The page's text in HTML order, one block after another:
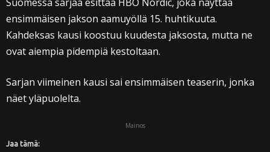
ensimmäisen jakson aamuyöllä 15. huhtikuuta.
Kahdeksas kausi koostuu kuudesta jaksosta, mutta ne
ovat aiempia pidempiä kestoltaan.
Sarjan viimeinen kausi sai ensimmäisen teaserin, jonka
näet yläpuolelta.
Mainos
Jaa tämä: